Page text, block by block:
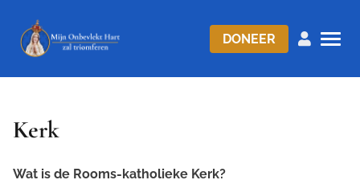
DONEER
Kerk
Wat is de Rooms-katholieke Kerk?